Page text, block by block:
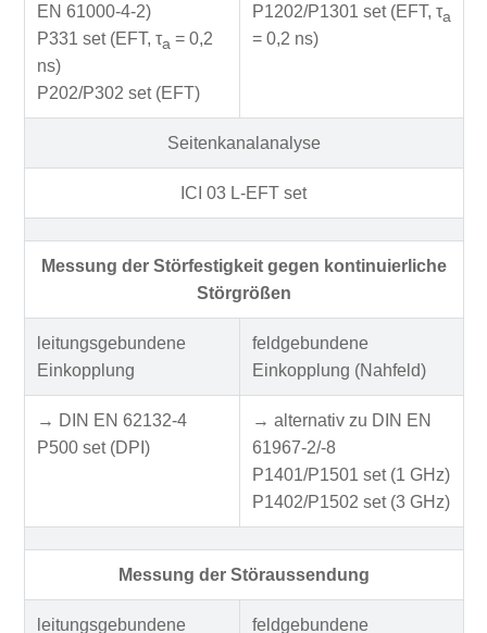
EN 61000-4-2)
P331 set (EFT, τa = 0,2
ns)
P202/P302 set (EFT)
P1202/P1301 set (EFT, τa
= 0,2 ns)
Seitenkanalanalyse
ICI 03 L-EFT set
Messung der Störfestigkeit gegen kontinuierliche
Störgrößen
leitungsgebundene
Einkopplung
feldgebundene
Einkopplung (Nahfeld)
→ DIN EN 62132-4
P500 set (DPI)
→ alternativ zu DIN EN
61967-2/-8
P1401/P1501 set (1 GHz)
P1402/P1502 set (3 GHz)
Messung der Störaussendung
leitungsgebundene
feldgebundene